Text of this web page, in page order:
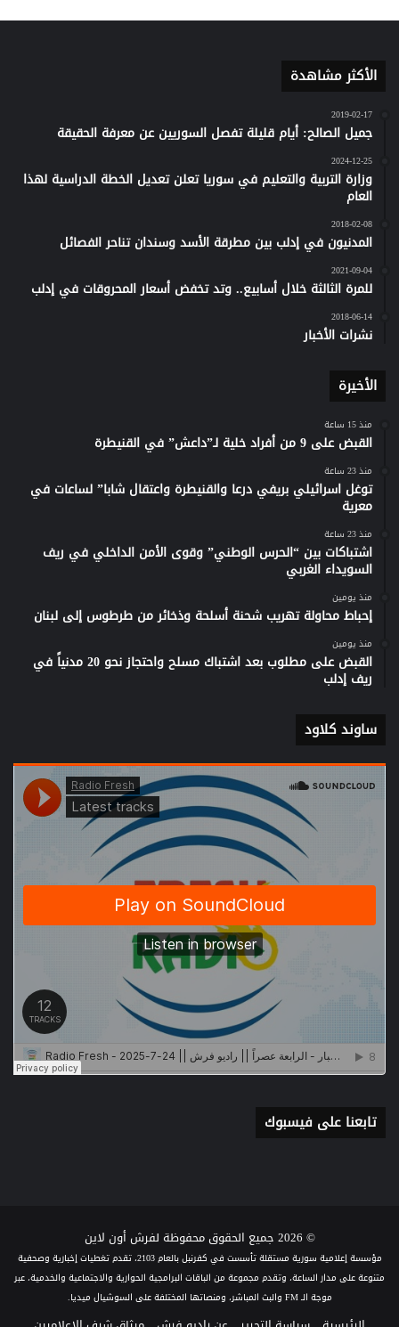
الأكثر مشاهدة
2019-02-17
جميل الصالح: أيام قليلة تفصل السوريين عن معرفة الحقيقة
2024-12-25
وزارة التربية والتعليم في سوريا تعلن تعديل الخطة الدراسية لهذا
العام
2018-02-08
المدنيون في إدلب بين مطرقة الأسد وسندان تناحر الفصائل
2021-09-04
للمرة الثالثة خلال أسابيع.. وتد تخفض أسعار المحروقات في إدلب
2018-06-14
نشرات الأخبار
الأخيرة
منذ 15 ساعة
القبض على 9 من أفراد خلية لـ”داعش” في القنيطرة
منذ 23 ساعة
توغل اسرائيلي بريفي درعا والقنيطرة واعتقال شابا” لساعات في
معرية
منذ 23 ساعة
اشتباكات بين “الحرس الوطني” وقوى الأمن الداخلي في ريف
السويداء الغربي
منذ يومين
إحباط محاولة تهريب شحنة أسلحة وذخائر من طرطوس إلى لبنان
منذ يومين
القبض على مطلوب بعد اشتباك مسلح واحتجاز نحو 20 مدنياً في
ريف إدلب
ساوند كلاود
تابعنا على فيسبوك
© 2026 جميع الحقوق محفوظة لفرش أون لاين
مؤسسة إعلامية سورية مستقلة تأسست في كفرنبل بالعام 2103، تقدم تغطيات إخبارية وصحفية
متنوعة على مدار الساعة، وتقدم مجموعة من الباقات البرامجية الحوارية والاجتماعية والخدمية، عبر
موجة الـ FM والبث المباشر، ومنصاتها المختلفة على السوشيال ميديا.